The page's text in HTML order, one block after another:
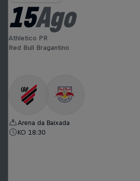
15Ago
Athletico PR
Red Bull Bragantino
Arena da Baixada
KO 18:30